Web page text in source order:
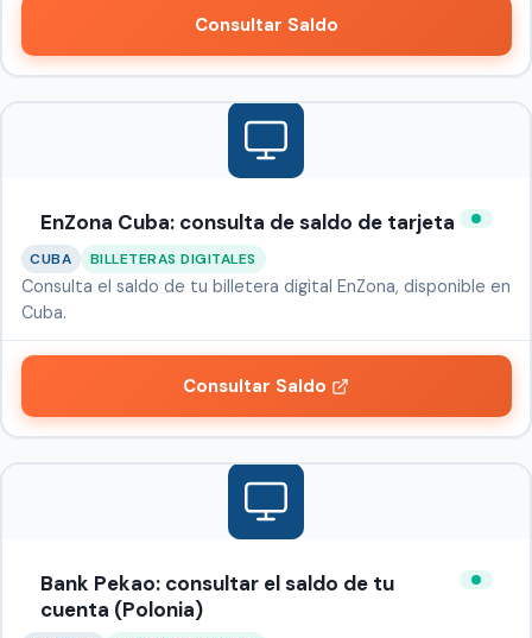
Consultar Saldo
EnZona Cuba: consulta de saldo de tarjeta
CUBA BILLETERAS DIGITALES
Consulta el saldo de tu billetera digital EnZona, disponible en
Cuba.
Consultar Saldo
Bank Pekao: consultar el saldo de tu
cuenta (Polonia)